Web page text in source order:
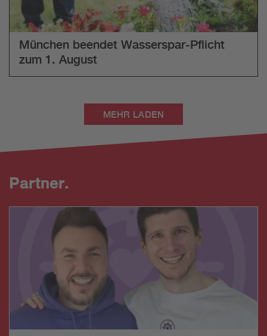
München beendet Wasserspar-Pflicht
zum 1. August
MEHR LADEN
Partner.